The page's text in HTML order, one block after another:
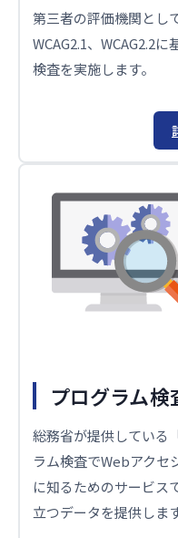
第三者の評価機関とし
WCAG2.1、WCAG2.2
検査を実施します。
プログラム検
総務省が提供している
ラム検査でWebアクセ
に知るためのサービス
立つデータを提供します